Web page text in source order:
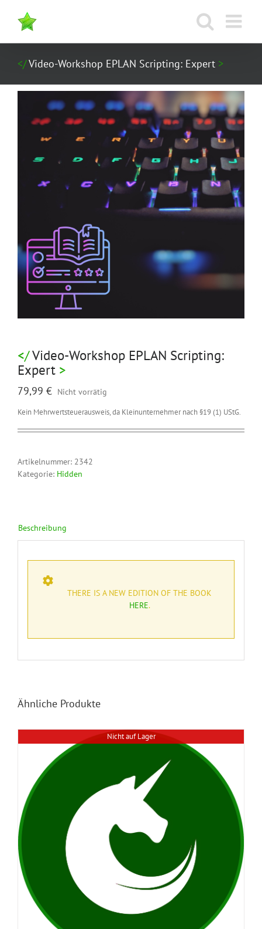
Inhalt
springen
Video-Workshop EPLAN Scripting: Expert
Video-Workshop EPLAN Scripting:
Expert
79,99 € Nicht vorrätig
Kein Mehrwertsteuerausweis, da Kleinunternehmer nach §19 (1) UStG.
Artikelnummer: 2342
Kategorie: Hidden
Beschreibung
Beschreibung
THERE IS A NEW EDITION OF THE BOOK
HERE.
Ähnliche Produkte
Nicht auf Lager